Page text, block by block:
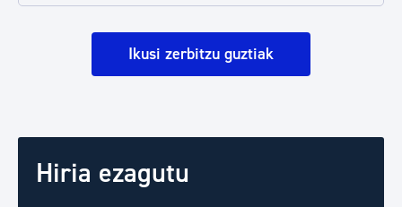
Ikusi zerbitzu guztiak
Hiria ezagutu